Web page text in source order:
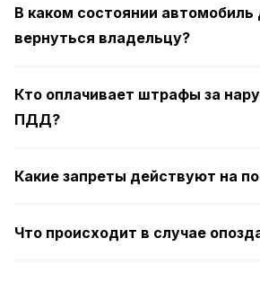
В каком состоянии
вернуться владельцу?
Кто оплачивает штрафы за
ПДД?
Какие запреты действуют на
Что происходит в случае